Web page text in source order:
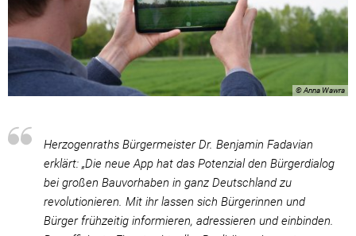
© Anna Wawra
Herzogenraths Bürgermeister Dr. Benjamin Fadavian
erklärt: „Die neue App hat das Potenzial den Bürgerdialog
bei großen Bauvorhaben in ganz Deutschland zu
revolutionieren. Mit ihr lassen sich Bürgerinnen und
Bürger frühzeitig informieren, adressieren und einbinden.